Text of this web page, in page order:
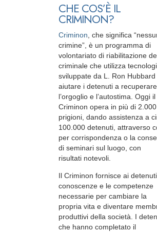
CHE COS’È IL
CRIMINON?
Criminon , che significa
crimine”, è un programma di
volontariato di riabilitazione
criminale che utilizza
sviluppate da L. Ron
aiutare i detenuti a recuperare
l’orgoglio e l’autostima. Oggi il
Criminon opera in più di 2.000
prigioni, dando assistenza a
100.000 detenuti, attraverso
per corrispondenza o la
di seminari sul luogo, con
risultati notevoli.
Il Criminon fornisce ai
conoscenze e le competenze
necessarie per cambiare la
propria vita e diventare
produttivi della società. I
che hanno completato il